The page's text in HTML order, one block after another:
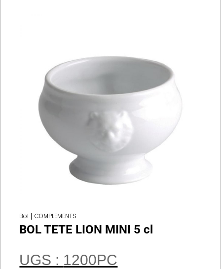
Bol |COMPLEMENTS
BOL TETE LION MINI 5 cl
UGS : 1200PC